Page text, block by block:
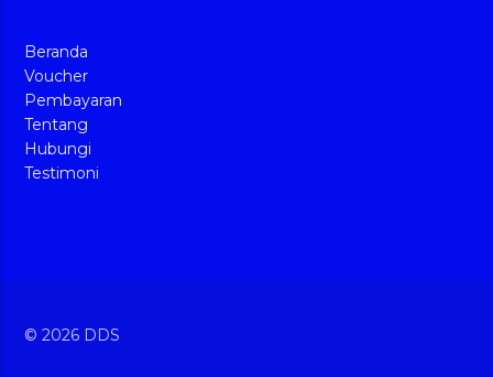
Beranda
Voucher
Pembayaran
Tentang
Hubungi
Testimoni
© 2026 DDS